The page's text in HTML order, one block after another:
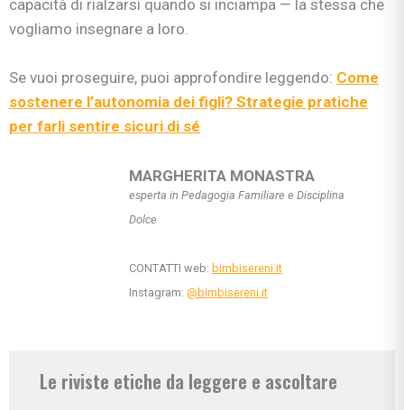
capacità di rialzarsi quando si inciampa — la stessa che
vogliamo insegnare a loro.
Se vuoi proseguire, puoi approfondire leggendo: Come
sostenere l’autonomia dei figli? Strategie pratiche
per farli sentire sicuri di sé
MARGHERITA MONASTRA
esperta in Pedagogia Familiare e Disciplina
Dolce
CONTATTI web: bimbisereni.it
Instagram: @bimbisereni.it
Le riviste etiche da leggere e ascoltare